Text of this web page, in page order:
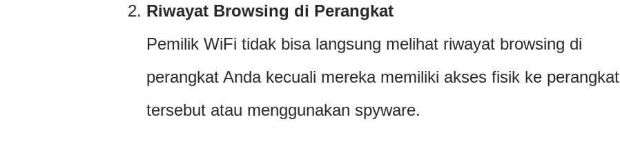
Riwayat Browsing di Perangkat
Pemilik WiFi tidak bisa langsung melihat riwayat browsing di
perangkat Anda kecuali mereka memiliki akses fisik ke perangkat
tersebut atau menggunakan spyware.